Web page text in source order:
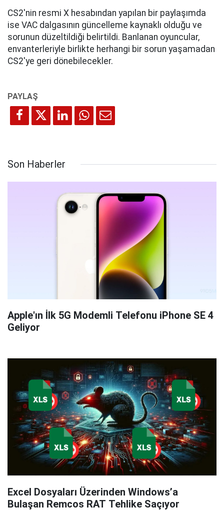
CS2'nin resmi X hesabından yapılan bir paylaşımda
ise VAC dalgasının güncelleme kaynaklı olduğu ve
sorunun düzeltildiği belirtildi. Banlanan oyuncular,
envanterleriyle birlikte herhangi bir sorun yaşamadan
CS2'ye geri dönebilecekler.
Son Haberler
Apple'ın İlk 5G Modemli Telefonu iPhone SE 4
Geliyor
Excel Dosyaları Üzerinden Windows’a
Bulaşan Remcos RAT Tehlike Saçıyor